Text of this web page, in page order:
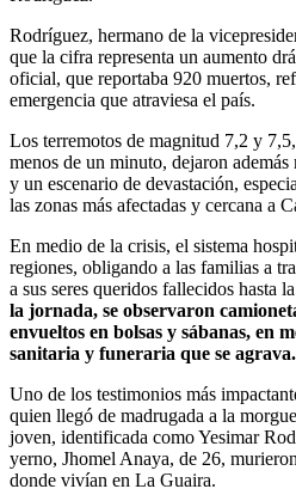
Rodríguez, hermano de la
que la cifra representa un aumento
oficial, que reportaba 920 muertos,
emergencia que atraviesa el país.
Los terremotos de magnitud 7,2 y
menos de un minuto, dejaron además
y un escenario de devastación,
las zonas más afectadas y cercana a
En medio de la crisis, el sistema
regiones, obligando a las familias a
a sus seres queridos fallecidos hasta
la jornada, se observaron
envueltos en bolsas y sábanas, en
sanitaria y funeraria que se agrava.
Uno de los testimonios más
quien llegó de madrugada a la
joven, identificada como Yesimar
yerno, Jhomel Anaya, de 26,
donde vivían en La Guaira.